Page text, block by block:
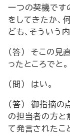
一つの契機です
をしてきたか、
ども、そういう
（答） そこの見
ったところでと。
（問） はい。
（答） 御指摘の
の担当者の方と
て発言されたこ